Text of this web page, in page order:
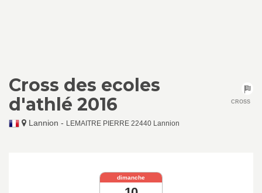
Cross des ecoles
d'athlé 2016
Lannion - LEMAITRE PIERRE 22440 Lannion
CROSS
dimanche